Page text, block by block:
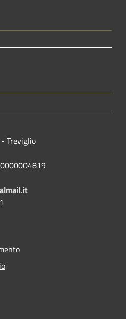
Treviglio